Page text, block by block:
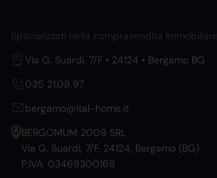
Specializzati nella compravendita
Via G. Suardi, 7/F • 24124 • Bergamo BG
035 21.08.97
bergamo@ital-home.it
BERGOMUM 2008 SRL
Via G. Suardi, 7/F, 24124, Bergamo (BG)
P.IVA: 03469300168